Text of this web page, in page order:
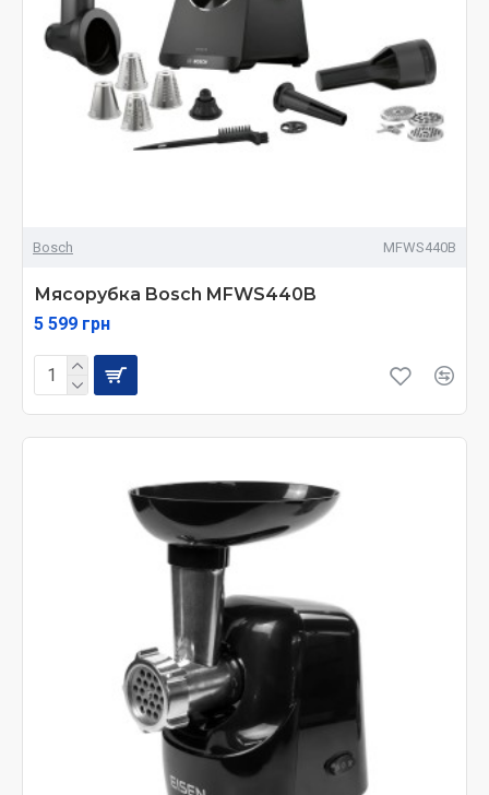
Bosch MFWS440B
Мясорубка Bosch MFWS440B
5 599 грн